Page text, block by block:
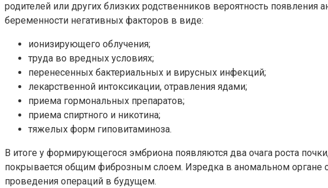
родителей или других близких родственников вероятность
беременности негативных факторов в виде:
ионизирующего облучения;
труда во вредных условиях;
перенесенных бактериальных и вирусных инфекций;
лекарственной интоксикации, отравления ядами;
приема гормональных препаратов;
приема спиртного и никотина;
тяжелых форм гиповитаминоза.
В итоге у формирующегося эмбриона появляются два очага роста
покрывается общим фиброзным слоем. Изредка в аномальном органе
проведения операций в будущем.